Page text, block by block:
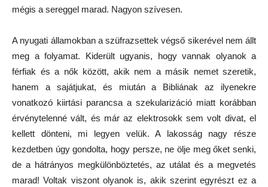
mégis a sereggel marad. Nagyon szívesen.
A nyugati államokban a szüfrazsettek végső sikerével nem állt
meg a folyamat. Kiderült ugyanis, hogy vannak olyanok a
férfiak és a nők között, akik nem a másik nemet szeretik,
hanem a sajátjukat, és miután a Bibliának az ilyenekre
vonatkozó kiirtási parancsa a szekularizáció miatt korábban
érvénytelenné vált, és már az elektrosokk sem volt divat, el
kellett dönteni, mi legyen velük. A lakosság nagy része
kezdetben úgy gondolta, hogy persze, ne ölje meg őket senki,
de a hátrányos megkülönböztetés, az utálat és a megvetés
marad! Voltak viszont olyanok is, akik szerint egyrészt ez a